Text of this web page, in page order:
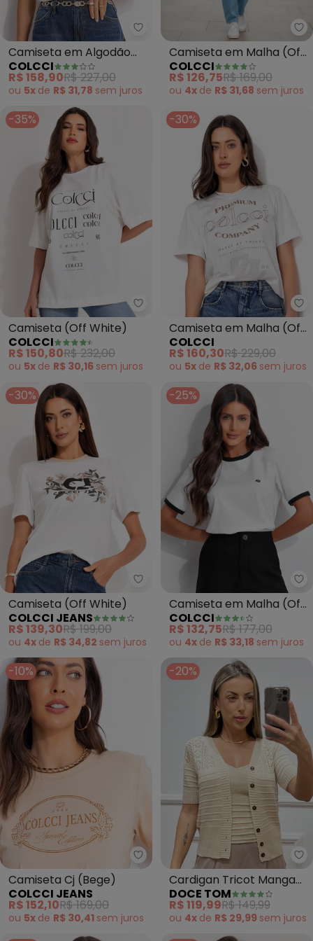
Colcci - Camiseta em Algodão
Camiseta em Algodão
(Off White)
COLCCI
R$ 158,90R$ 227,00
ou 5x de R$ 31,78 sem juros
Camiseta em Malha (Off
White)
COLCCI
R$ 126,75R$ 169,00
ou 4x de R$ 31,68 sem juros
-35%
Colcci - Camiseta (Off White)
Camiseta (Off White)
COLCCI
R$ 150,80R$ 232,00
ou 5x de R$ 30,16 sem juros
-30%
Camiseta em Malha (Off
White)
COLCCI
R$ 160,30R$ 229,00
ou 5x de R$ 32,06 sem juros
-30%
Colcci Jeans - Camiseta (Off
Camiseta (Off White)
COLCCI JEANS
R$ 139,30R$ 199,00
ou 4x de R$ 34,82 sem juros
-25%
Camiseta em Malha (Off
White)
COLCCI
R$ 132,75R$ 177,00
ou 4x de R$ 33,18 sem juros
-10%
Colcci Jeans - Camiseta Cj
Camiseta Cj (Bege)
COLCCI JEANS
R$ 152,10R$ 169,00
ou 5x de R$ 30,41 sem juros
-20%
Cardigan Tricot Manga
Curta (Bege)
DOCE TOM
R$ 119,99R$ 149,99
ou 4x de R$ 29,99 sem juros